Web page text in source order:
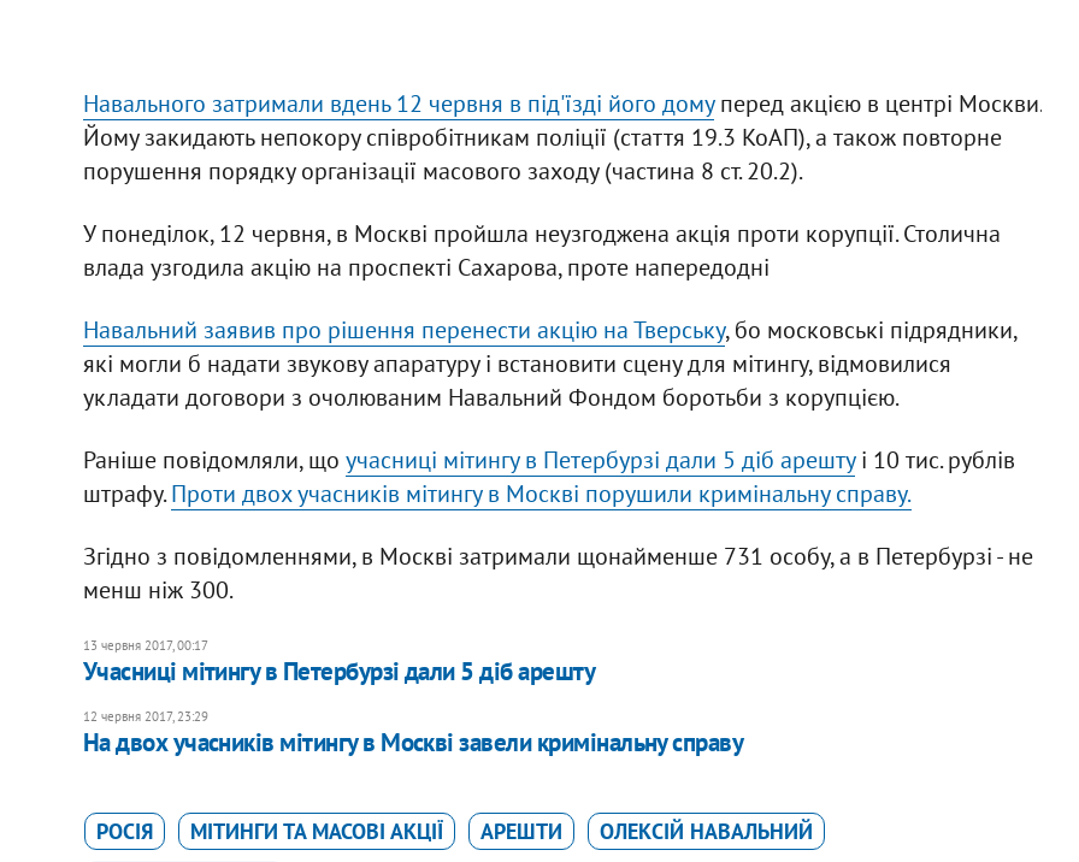
Навального затримали вдень 12 червня в під'їзді його домуперед акцією в центрі Москви.
Йому закидають непокору співробітникам поліції (стаття 19.3 КоАП), а також повторне
порушення порядку організації масового заходу (частина 8 ст. 20.2).
У понеділок, 12 червня, в Москві пройшла неузгоджена акція проти корупції. Столична
влада узгодила акцію на проспекті Сахарова, проте напередодні
Навальний заявив про рішення перенести акцію на Тверську, бо московські підрядники,
які могли б надати звукову апаратуру і встановити сцену для мітингу, відмовилися
укладати договори з очолюваним Навальний Фондом боротьби з корупцією.
Раніше повідомляли, що учасниці мітингу в Петербурзі дали 5 діб арештуі 10 тис. рублів
штрафу.Проти двох учасників мітингу в Москві порушили кримінальну справу.
Згідно з повідомленнями, в Москві затримали щонайменше 731 особу, а в Петербурзі - не
менш ніж 300.
13 червня 2017, 00:17
Учасниці мітингу в Петербурзі дали 5 діб арешту
12 червня 2017, 23:29
На двох учасників мітингу в Москві завели кримінальну справу
РОСІЯ МІТИНГИ ТА МАСОВІ АКЦІЇ АРЕШТИ
ОЛЕКСІЙ НАВАЛЬНИЙ